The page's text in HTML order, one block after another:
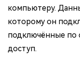
компьютеру.
которому он
подключённые по
доступ.